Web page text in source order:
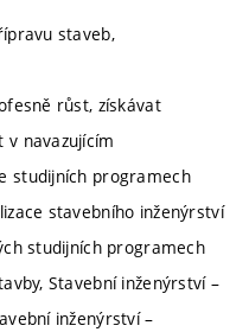
staveb,
růst, získávat
v navazujícím
studijních programech
stavebního inženýrství
studijních programech
Stavební inženýrství –
inženýrství –